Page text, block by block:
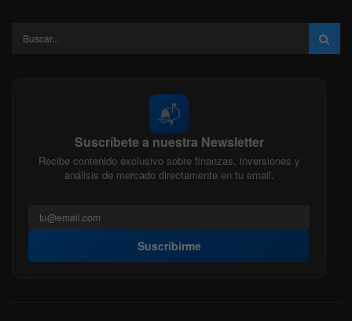
📬
Suscríbete a nuestra Newsletter
Recibe contenido exclusivo sobre finanzas, inversiones y
análisis de mercado directamente en tu email.
Suscribirme